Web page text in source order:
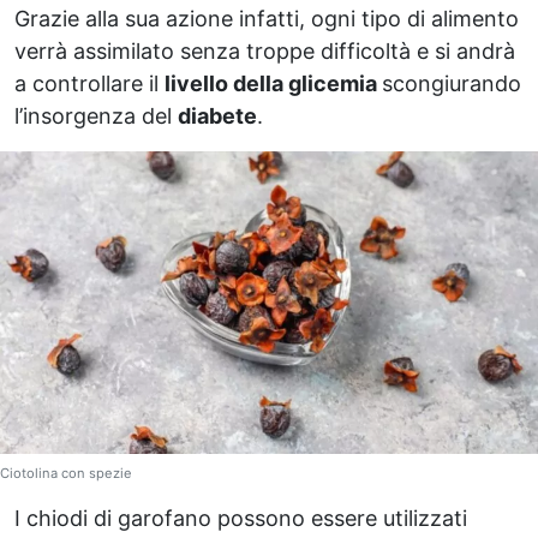
Grazie alla sua azione infatti, ogni tipo di alimento
verrà assimilato senza troppe difficoltà e si andrà
a controllare il livello della glicemia scongiurando
l’insorgenza del diabete.
Ciotolina con spezie
I chiodi di garofano possono essere utilizzati